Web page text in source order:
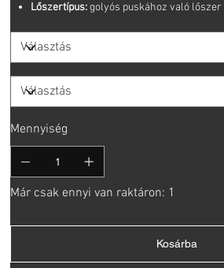
Lőszertípus:golyós puskához való lőszer
Mennyiség
Már csak ennyi van raktáron: 1
Kosárba